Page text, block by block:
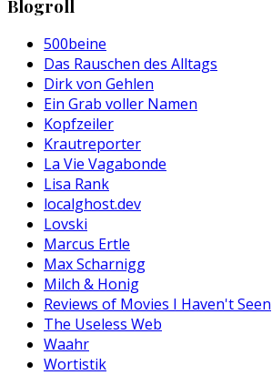
Blogroll
500beine
Das Rauschen des Alltags
Dirk von Gehlen
Ein Grab voller Namen
Kopfzeiler
Krautreporter
La Vie Vagabonde
Lisa Rank
localghost.dev
Lovski
Marcus Ertle
Max Scharnigg
Milch & Honig
Reviews of Movies I Haven't Seen
The Useless Web
Waahr
Wortistik